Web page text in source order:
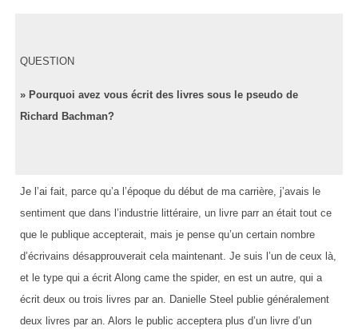
QUESTION
» Pourquoi avez vous écrit des livres sous le pseudo de
Richard Bachman?
Je l’ai fait, parce qu’a l’époque du début de ma carrière, j’avais le
sentiment que dans l’industrie littéraire, un livre parr an était tout ce
que le publique accepterait, mais je pense qu’un certain nombre
d’écrivains désapprouverait cela maintenant. Je suis l’un de ceux là,
et le type qui a écrit Along came the spider, en est un autre, qui a
écrit deux ou trois livres par an. Danielle Steel publie généralement
deux livres par an. Alors le public acceptera plus d’un livre d’un